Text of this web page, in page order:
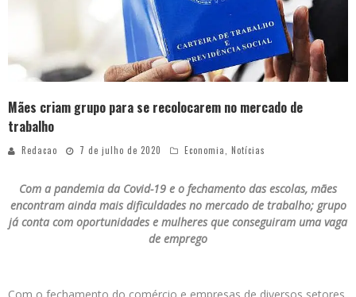
Mães criam grupo para se recolocarem no mercado de
trabalho
Redacao 7 de julho de 2020 Economia Notícias
Com a pandemia da Covid-19 e o fechamento das escolas, mães
encontram ainda mais dificuldades no mercado de trabalho; grupo
já conta com oportunidades e mulheres que conseguiram uma vaga
de emprego